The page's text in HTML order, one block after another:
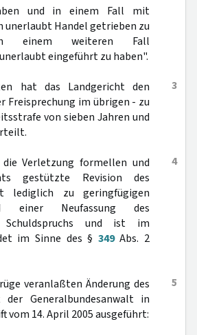
und in einem Fall mit
Handel getrieben zu
einem weiteren Fall
eingeführt zu haben".
3
hat das Landgericht den
Freisprechung im übrigen - zu
von sieben Jahren und
4
Verletzung formellen und
gestützte Revision des
lediglich zu geringfügigen
einer Neufassung des
Schuldspruchs und ist im
im Sinne des § 349Abs. 2
5
veranlaßten Änderung des
der Generalbundesanwalt in
vom 14. April 2005 ausgeführt: